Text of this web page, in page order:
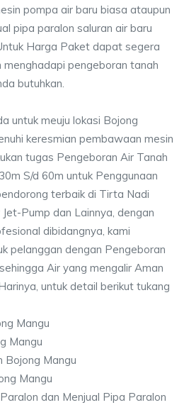
pompa air baru biasa ataupun
pipa paralon saluran air baru
Harga Paket dapat segera
menghadapi pengeboran tanah
butuhkan.
untuk meuju lokasi Bojong
keresmian pembawaan mesin
tugas Pengeboran Air Tanah
S/d 60m untuk Penggunaan
terbaik di Tirta Nadi
Pump dan Lainnya, dengan
dibidangnya, kami
pelanggan dengan Pengeboran
Air yang mengalir Aman
untuk detail berikut tukang
Mangu
Mangu
Bojong Mangu
Mangu
dan Menjual Pipa Paralon